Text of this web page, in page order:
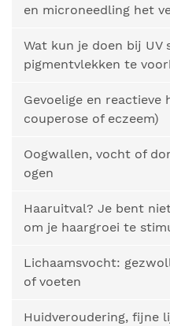
en microneedling het
Wat kun je doen bij UV
pigmentvlekken te
Gevoelige en reactieve
couperose of eczeem)
Oogwallen, vocht of
ogen
Haaruitval? Je bent
om je haargroei te
Lichaamsvocht:
of voeten
Huidveroudering, fijne